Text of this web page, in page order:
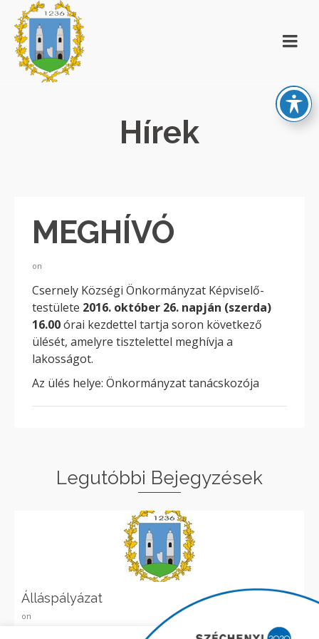
Hírek
MEGHÍVÓ
on
Csernely Községi Önkormányzat Képviselő-
testülete 2016. október 26. napján (szerda)
16.00órai kezdettel tartja soron következő
ülését, amelyre tisztelettel meghívja a
lakosságot.
Az ülés helye: Önkormányzat tanácskozója
Legutóbbi Bejegyzések
Álláspályázat
on